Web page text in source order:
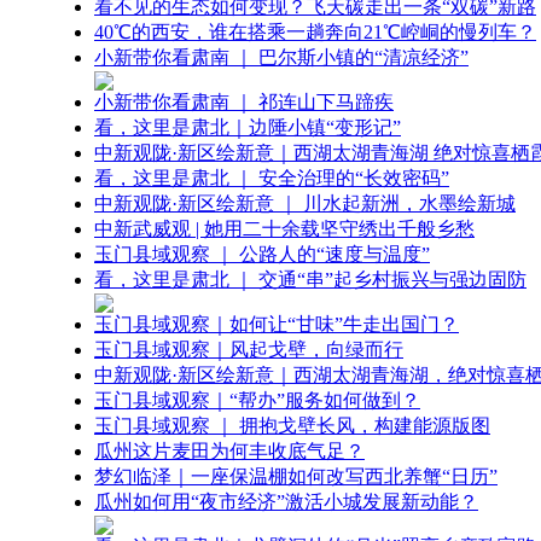
看不见的生态如何变现？飞天碳走出一条“双碳”新路
40℃的西安，谁在搭乘一趟奔向21℃崆峒的慢列车？
小新带你看肃南 ｜ 巴尔斯小镇的“清凉经济”
小新带你看肃南 ｜ 祁连山下马蹄疾
看，这里是肃北｜边陲小镇“变形记”
中新观陇·新区绘新意｜西湖太湖青海湖 绝对惊喜栖
看，这里是肃北 ｜ 安全治理的“长效密码”
中新观陇·新区绘新意 ｜ 川水起新洲，水墨绘新城
中新武威观 | 她用二十余载坚守绣出千般乡愁
玉门县域观察 ｜ 公路人的“速度与温度”
看，这里是肃北 ｜ 交通“串”起乡村振兴与强边固防
玉门县域观察｜如何让“甘味”牛走出国门？
玉门县域观察｜风起戈壁，向绿而行
中新观陇·新区绘新意｜西湖太湖青海湖，绝对惊喜
玉门县域观察｜“帮办”服务如何做到？
玉门县域观察 ｜ 拥抱戈壁长风，构建能源版图
瓜州这片麦田为何丰收底气足？
梦幻临泽｜一座保温棚如何改写西北养蟹“日历”
瓜州如何用“夜市经济”激活小城发展新动能？